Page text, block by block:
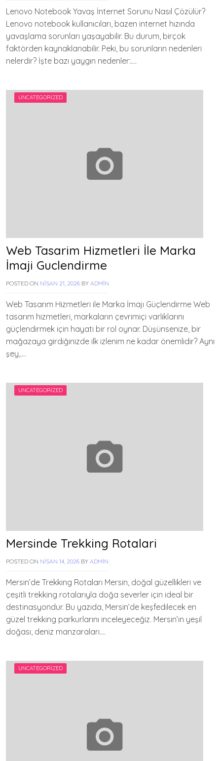
Lenovo Notebook Yavaş İnternet Sorunu Nasıl Çözülür?
Lenovo notebook kullanıcıları, bazen internet hızında
yavaşlama sorunları yaşayabilir. Bu durum, birçok
faktörden kaynaklanabilir. Peki, bu sorunların nedenleri
nelerdir? İşte bazı yaygın nedenler:….
UNCATEGORIZED
Web Tasarim Hizmetleri İle Marka
İmaji Guclendirme
POSTED ON NISAN 21, 2026 BY ADMIN
Web Tasarım Hizmetleri ile Marka İmajı Güçlendirme Web
tasarım hizmetleri, markaların çevrimiçi varlıklarını
güçlendirmek için hayati bir rol oynar. Düşünsenize, bir
mağazaya girdiğinizde ilk izlenim ne kadar önemlidir? Aynı
şey,….
UNCATEGORIZED
Mersinde Trekking Rotalari
POSTED ON NISAN 14, 2026 BY ADMIN
Mersin’de Trekking Rotaları Mersin, doğal güzellikleri ve
çeşitli trekking rotalarıyla doğa severler için ideal bir
destinasyondur. Bu yazıda, Mersin’de keşfedilecek en
güzel trekking parkurlarını inceleyeceğiz. Mersin’in yeşil
doğası, deniz manzaraları….
UNCATEGORIZED